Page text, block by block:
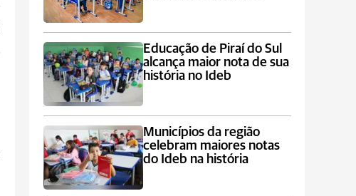
Educação de Piraí do Sul
alcança maior nota de sua
história no Ideb
Municípios da região
celebram maiores notas
do Ideb na história